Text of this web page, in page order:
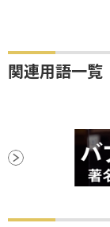
関連用語一覧